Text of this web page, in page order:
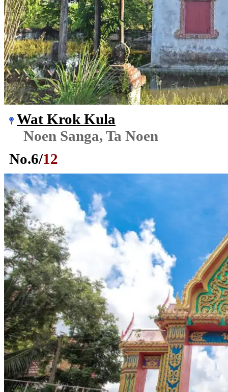
Wat Krok Kula
Noen Sanga, Ta Noen
No.6/12